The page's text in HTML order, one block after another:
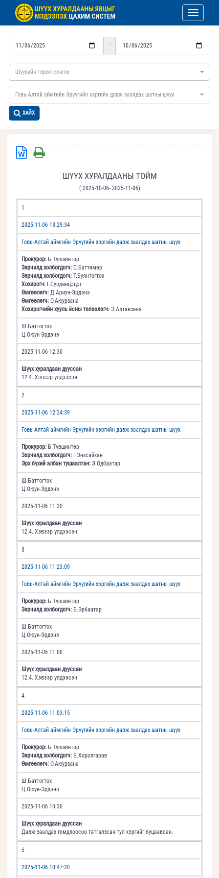
Toggle
-
Шүүхийн төрөл сонгох
Говь-Алтай аймгийн Эрүүгийн хэргийн давж заалдах шатны шүүх
ХАЙХ
ШҮҮХ ХУРАЛДААНЫ ТОЙМ
( 2025-10-06- 2025-11-06)
1
2025-11-06 13:29:34
Говь-Алтай аймгийн Эрүүгийн хэргийн давж заалдах шатны шүүх
Прокурор: Б.Түвшинтөр
Зөрчилд холбогдогч: С.Баттөмөр
Зөрчилд холбогдогч: Т.Буянтогтох
Хохирогч: Г.Сувданцэцэг
Өмгөөлөгч: Д.Ариун-Эрдэнэ
Өмгөөлөгч: О.Аюурзана
Хохирогчийн хууль ёсны төлөөлөгч: Э.Алтанзаяа
Ш.Баттогтох
Ц.Оюун-Эрдэнэ
2025-11-06 12:30
Шүүх хуралдаан дууссан
12.4. Хэвээр үлдээсэн
2
2025-11-06 12:24:39
Говь-Алтай аймгийн Эрүүгийн хэргийн давж заалдах шатны шүүх
Прокурор: Б.Түвшинтөр
Зөрчилд холбогдогч: Г.Энхсайхан
Эрх бүхий албан тушаалтан: Э.Одбаатар
Ш.Баттогтох
Ц.Оюун-Эрдэнэ
2025-11-06 11:30
Шүүх хуралдаан дууссан
12.4. Хэвээр үлдээсэн
3
2025-11-06 11:23:09
Говь-Алтай аймгийн Эрүүгийн хэргийн давж заалдах шатны шүүх
Прокурор: Б.Түвшинтөр
Зөрчилд холбогдогч: Б.Эрбаатар
Ш.Баттогтох
Ц.Оюун-Эрдэнэ
2025-11-06 11:00
Шүүх хуралдаан дууссан
12.4. Хэвээр үлдээсэн
4
2025-11-06 11:03:15
Говь-Алтай аймгийн Эрүүгийн хэргийн давж заалдах шатны шүүх
Прокурор: Б.Түвшинтөр
Зөрчилд холбогдогч: Б.Хоролгарав
Өмгөөлөгч: О.Аюурзана
Ш.Баттогтох
Ц.Оюун-Эрдэнэ
2025-11-06 10:30
Шүүх хуралдаан дууссан
Давж заалдах гомдлоосоо татгалзсан тул хэргийг буцаавсан.
5
2025-11-06 10:47:20